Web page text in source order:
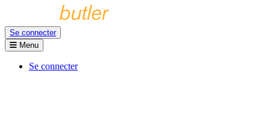
Se connecter
Menu
Se connecter